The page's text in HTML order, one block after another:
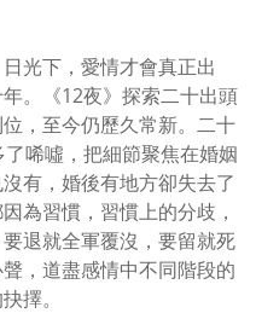
光下，愛情才會真正出
。《12夜》探索二十出頭
，至今仍歷久常新。二十
唏噓，把細節聚焦在婚姻
有，婚後有地方卻失去了
為習慣，習慣上的分歧，
退就全軍覆沒，要留就死
，道盡感情中不同階段的
擇。